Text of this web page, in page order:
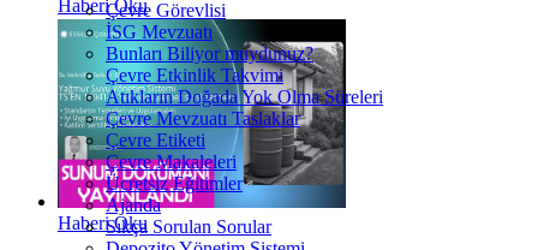
Haberi Oku
Haberi Oku
Çevre Görevlisi
İSG Mevzuatı
Bunları Biliyor muydunuz?
Çevre Etkinlik Takvimi
Atıkların Doğada Yok Olma Süreleri
Çevre Mevzuatı Taslaklar
Çevre Etiketi
Çevre Makaleleri
Ücretsiz Eğitimler
Ajanda
Sıkça Sorulan Sorular